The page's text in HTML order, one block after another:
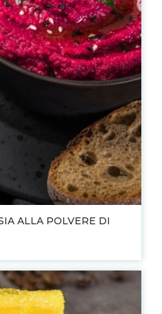
ALLA POLVERE DI